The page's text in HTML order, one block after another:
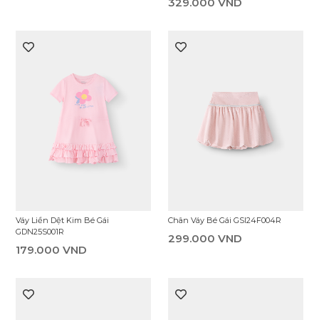
Váy Liền Dệt Kim Bé Gái
GDN25S001R
179.000 VND
Chân Váy Bé Gái GSI24F004R
299.000 VND